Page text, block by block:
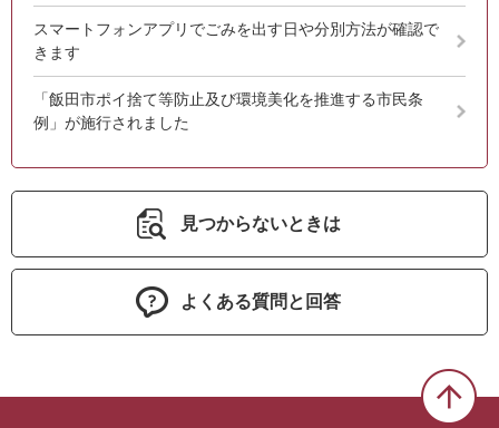
スマートフォンアプリでごみを出す日や分別方法が確認で
きます
「飯田市ポイ捨て等防止及び環境美化を推進する市民条
例」が施行されました
見つからないときは
よくある質問と回答